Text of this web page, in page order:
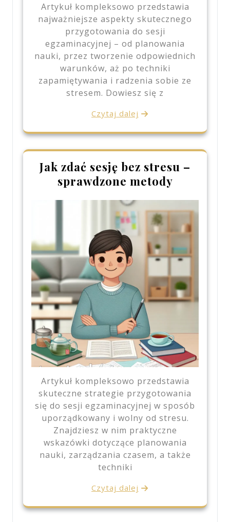
Artykuł kompleksowo przedstawia
najważniejsze aspekty skutecznego
przygotowania do sesji
egzaminacyjnej – od planowania
nauki, przez tworzenie odpowiednich
warunków, aż po techniki
zapamiętywania i radzenia sobie ze
stresem. Dowiesz się z
Czytaj dalej
Jak zdać sesję bez stresu –
sprawdzone metody
Artykuł kompleksowo przedstawia
skuteczne strategie przygotowania
się do sesji egzaminacyjnej w sposób
uporządkowany i wolny od stresu.
Znajdziesz w nim praktyczne
wskazówki dotyczące planowania
nauki, zarządzania czasem, a także
techniki
Czytaj dalej